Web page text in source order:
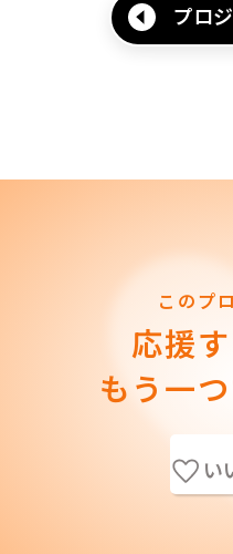
プロ
このプ
応援
もう一
い